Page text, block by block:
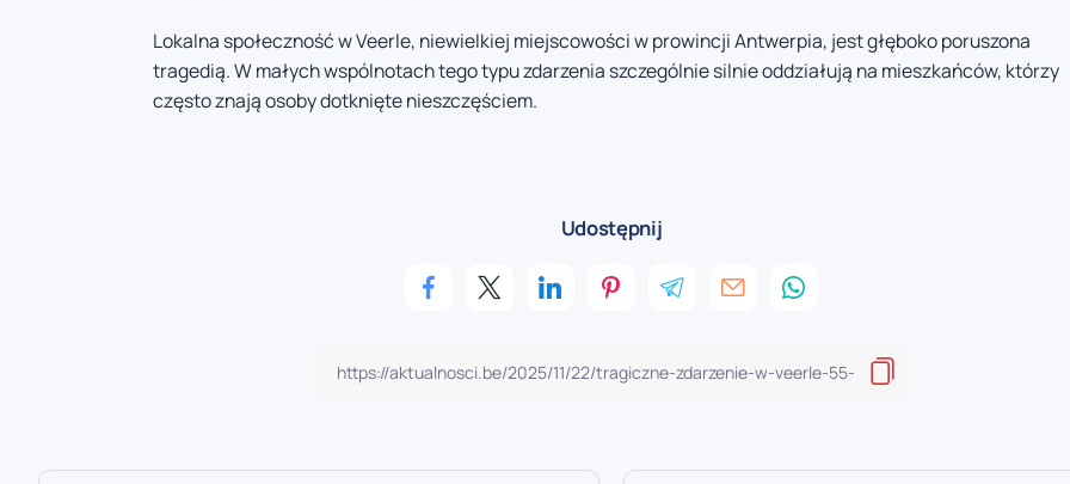
Lokalna społeczność w Veerle, niewielkiej miejscowości w prowincji Antwerpia, jest głęboko poruszona
tragedią. W małych wspólnotach tego typu zdarzenia szczególnie silnie oddziałują na mieszkańców, którzy
często znają osoby dotknięte nieszczęściem.
Udostępnij